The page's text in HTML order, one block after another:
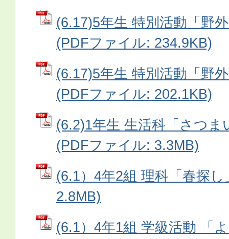
(6.17)5年生 特別活動「野
(PDFファイル: 234.9KB)
(6.17)5年生 特別活動「野
(PDFファイル: 202.1KB)
(6.2)1年生 生活科「さつ
(PDFファイル: 3.3MB)
(6.1）4年2組 理科「春探
2.8MB)
(6.1）4年1組 学級活動 「